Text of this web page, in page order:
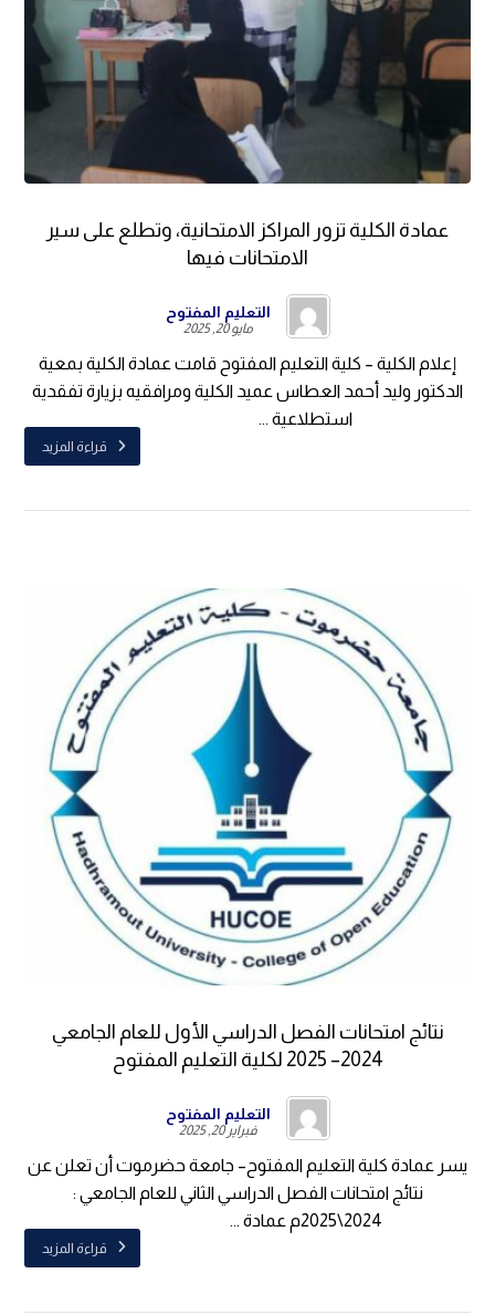
عمادة الكلية تزور المراكز الامتحانية، وتطلع على سير
الامتحانات فيها
التعليم المفتوح
مايو 20, 2025
إعلام الكلية – كلية التعليم المفتوح قامت عمادة الكلية بمعية
الدكتور وليد أحمد العطاس عميد الكلية ومرافقيه بزيارة تفقدية
استطلاعية ...
قراءة المزيد
نتائج امتحانات الفصل الدراسي الأول للعام الجامعي
2024– 2025 لكلية التعليم المفتوح
التعليم المفتوح
فبراير 20, 2025
يسر عمادة كلية التعليم المفتوح– جامعة حضرموت أن تعلن عن
نتائج امتحانات الفصل الدراسي الثاني للعام الجامعي :
2024\2025م عمادة ...
قراءة المزيد